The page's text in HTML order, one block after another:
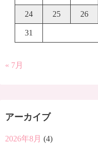
24 25 26
31
« 7月
アーカイブ
2026年8月 (4)